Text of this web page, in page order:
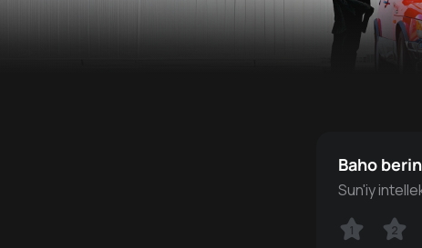
Baho
Sun'iy
1 2
1 2